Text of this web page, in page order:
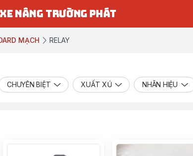
NÂNG TRƯỜNG PHÁT
MẠCH RELAY
CHUYÊN BIỆT XUẤT XỨ NHÃN HIỆU